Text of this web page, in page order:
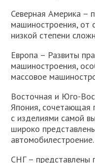
Северная Америка –
машиностроения, от
низкой степени
Европа – Развиты
машиностроения,
массовое
Восточная и Юго-
Япония, сочетающая
с изделиями самой
широко
автомобилестроение.
СНГ – представлены